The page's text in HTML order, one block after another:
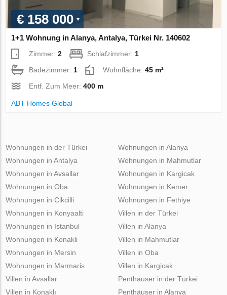
€ 158 000
1+1 Wohnung in Alanya, Antalya, Türkei Nr. 140602
Zimmer:2 Schlafzimmer:1
Badezimmer:1 Wohnfläche:45 m²
Entf. Zum Meer:400 m
ABT Homes Global
Wohnungen in der Türkei
Wohnungen in Antalya
Wohnungen in Avsallar
Wohnungen in Oba
Wohnungen in Cikcilli
Wohnungen in Alanya
Wohnungen in Mahmutlar
Wohnungen in Kargicak
Wohnungen in Kemer
Wohnungen in Fethiye
Wohnungen in Konyaalti
Wohnungen in Istanbul
Wohnungen in Konakli
Wohnungen in Mersin
Wohnungen in Marmaris
Villen in der Türkei
Villen in Alanya
Villen in Mahmutlar
Villen in Oba
Villen in Kargicak
Villen in Avsallar
Villen in Konaklı
Penthäuser in der Türkei
Penthäuser in Alanya